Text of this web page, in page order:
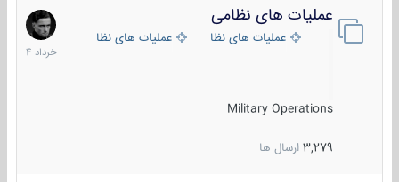
عملیات های نظامی
عملیات های نظامی ایرانعملیات های نظامی خارجی
Military Operations
3,279 ارسال ها
5
خرداد
1404